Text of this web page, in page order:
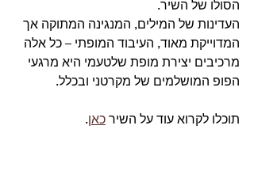
הסולו של השיר.
העדינות של המילים, המנגינה המתוקה אך
המדוייקת מאוד, העיבוד המופתי – כל אלה
מרכיבים יצירת מופת שלטעמי היא מרגעי
הפופ המושלמים של מקרטני ובכלל.
תוכלו לקרוא עוד על השיר כאן.